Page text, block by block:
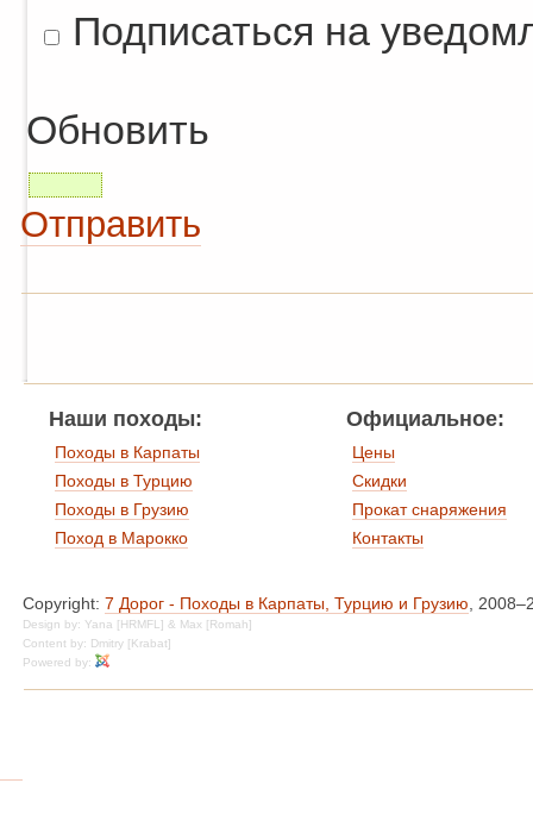
Подписаться на
Обновить
Отправить
Наши походы:
Походы в Карпаты
Походы в Турцию
Походы в Грузию
Поход в Марокко
Официальное:
Цены
Скидки
Прокат снаряжения
Контакты
Copyright: 7 Дорог - Походы в Карпаты, Турцию и Грузию,
Design by: Yana [HRMFL] & Max [Romah]
Content by: Dmitry [Krabat]
Powered by: